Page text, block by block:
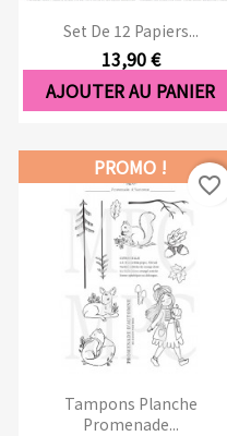
Set De 12 Papiers...
13,90 €
AJOUTER AU PANIER
Tampons Planche
Promenade...
PROMO !
favorite_border